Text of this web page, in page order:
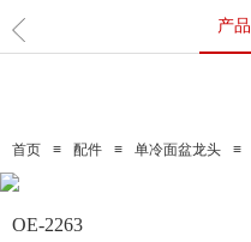
首页 ≡ 配件 ≡ 单冷面盆龙头 ≡
产品
OE-2263